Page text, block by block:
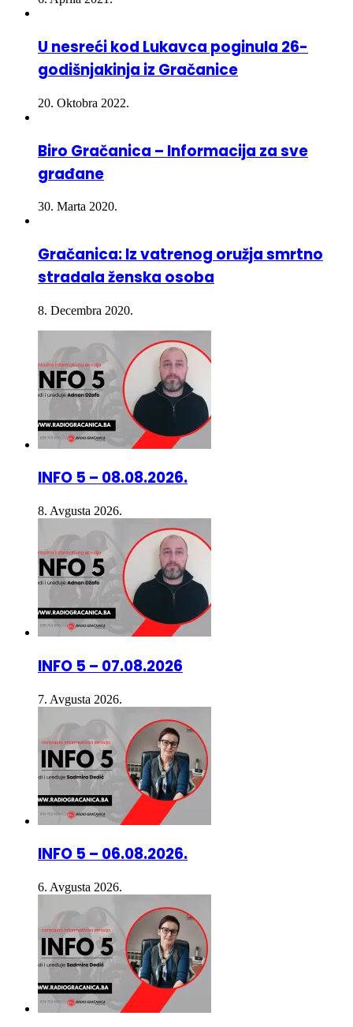
godišnjakinja iz Gračanice
20. Oktobra 2022.
građane
30. Marta 2020.
stradala ženska osoba
8. Decembra 2020.
INFO 5 – 08.08.2026.
8. Avgusta 2026.
INFO 5 – 07.08.2026
7. Avgusta 2026.
INFO 5 – 06.08.2026.
6. Avgusta 2026.
INFO 5 – 05.08.2026